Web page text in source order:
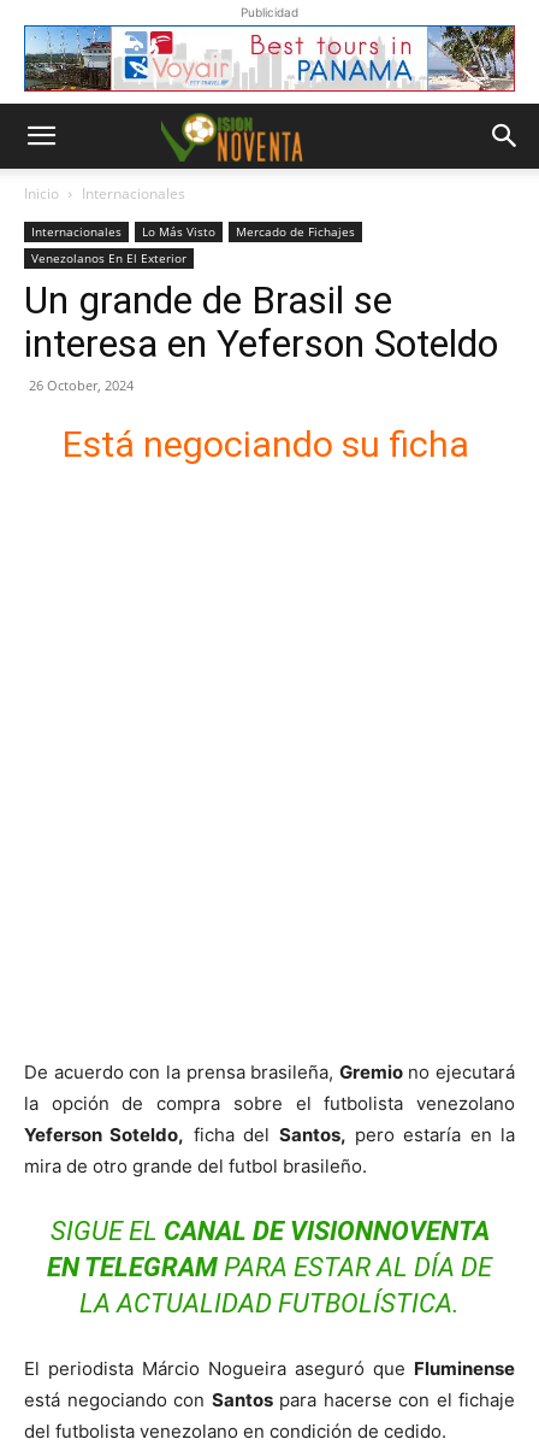
Publicidad
Inicio Internacionales
Internacionales Lo Más Visto
Mercado de Fichajes
Venezolanos En El Exterior
Un grande de Brasil se
interesa en Yeferson Soteldo
26 October, 2024
Está negociando su ficha
De acuerdo con la prensa brasileña, Gremiono ejecutará
la opción de compra sobre el futbolista venezolano
Yeferson Soteldo, ficha del Santos, pero estaría en la
mira de otro grande del futbol brasileño.
SIGUE EL CANAL DE VISIONNOVENTA
ENTELEGRAM PARA ESTAR AL DÍA DE
LA ACTUALIDAD FUTBOLÍSTICA.
El periodista Márcio Nogueira aseguró que Fluminense
está negociando con Santospara hacerse con el fichaje
del futbolista venezolano en condición de cedido.